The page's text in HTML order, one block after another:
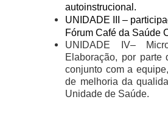
autoinstrucional.
UNIDADE III –
Fórum Café da Saúde
UNIDADE IV–
Elaboração, por parte
conjunto com a
de melhoria da
Unidade de Saúde.